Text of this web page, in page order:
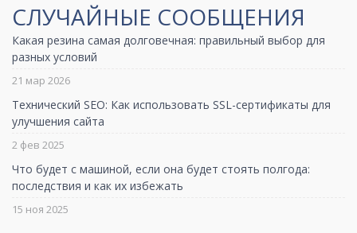
СЛУЧАЙНЫЕ СООБЩЕНИЯ
Какая резина самая долговечная: правильный выбор для
разных условий
21 мар 2026
Технический SEO: Как использовать SSL-сертификаты для
улучшения сайта
2 фев 2025
Что будет с машиной, если она будет стоять полгода:
последствия и как их избежать
15 ноя 2025